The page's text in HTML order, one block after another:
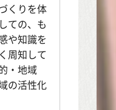
くりを体
ての、も
や知識を
周知して
・地域
の活性化